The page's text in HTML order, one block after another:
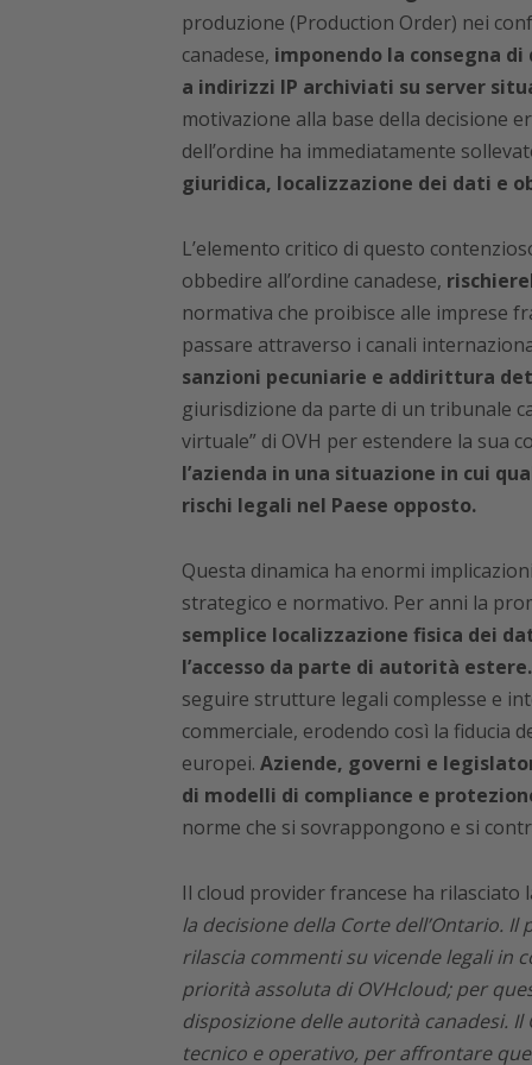
produzione (Production Order) nei
canadese, imponendo la consegna
a indirizzi IP archiviati su server
motivazione alla base della decisione
dell’ordine ha immediatamente
giuridica, localizzazione dei dati e
L’elemento critico di questo
obbedire all’ordine canadese,
normativa che proibisce alle imprese
passare attraverso i canali
sanzioni pecuniarie e addirittura
giurisdizione da parte di un tribunale
virtuale” di OVH per estendere la sua
l’azienda in una situazione in cui
rischi legali nel Paese opposto.
Questa dinamica ha enormi
strategico e normativo. Per anni la
semplice localizzazione fisica dei
l’accesso da parte di autorità estere.
seguire strutture legali complesse e
commerciale, erodendo così la fiducia
europei. Aziende, governi e
di modelli di compliance e
norme che si sovrappongono e si
Il cloud provider francese ha rilasciato
la decisione della Corte dell’Ontario.
rilascia commenti su vicende legali in
priorità assoluta di OVHcloud; per
disposizione delle autorità canadesi.
tecnico e operativo, per affrontare